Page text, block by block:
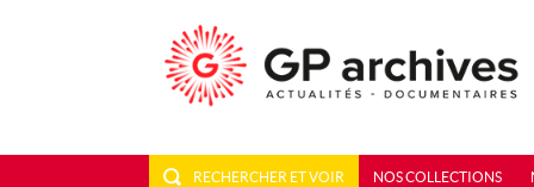
RECHERCHER ET VOIR NOS COLLECTIONS